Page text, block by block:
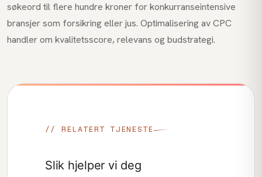
søkeord til flere hundre kroner for konkurranseintensive
bransjer som forsikring eller jus. Optimalisering av CPC
handler om kvalitetsscore, relevans og budstrategi.
// RELATERT TJENESTE
Slik hjelper vi deg